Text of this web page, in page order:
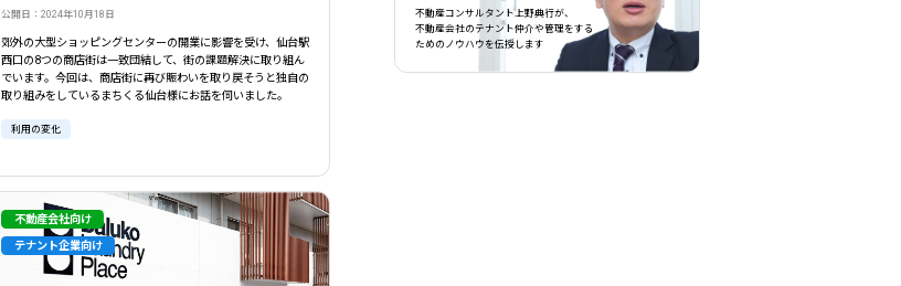
公開日：2024年10月18日
郊外の大型ショッピングセンターの開業に影響を受け、仙台駅
西口の8つの商店街は一致団結して、街の課題解決に取り組ん
でいます。今回は、商店街に再び賑わいを取り戻そうと独自の
取り組みをしているまちくる仙台様にお話を伺いました。
利用の変化
不動産会社向け
テナント企業向け
不動産コンサルタント上野典行が、
不動産会社のテナント仲介や管理をする
ためのノウハウを伝授します